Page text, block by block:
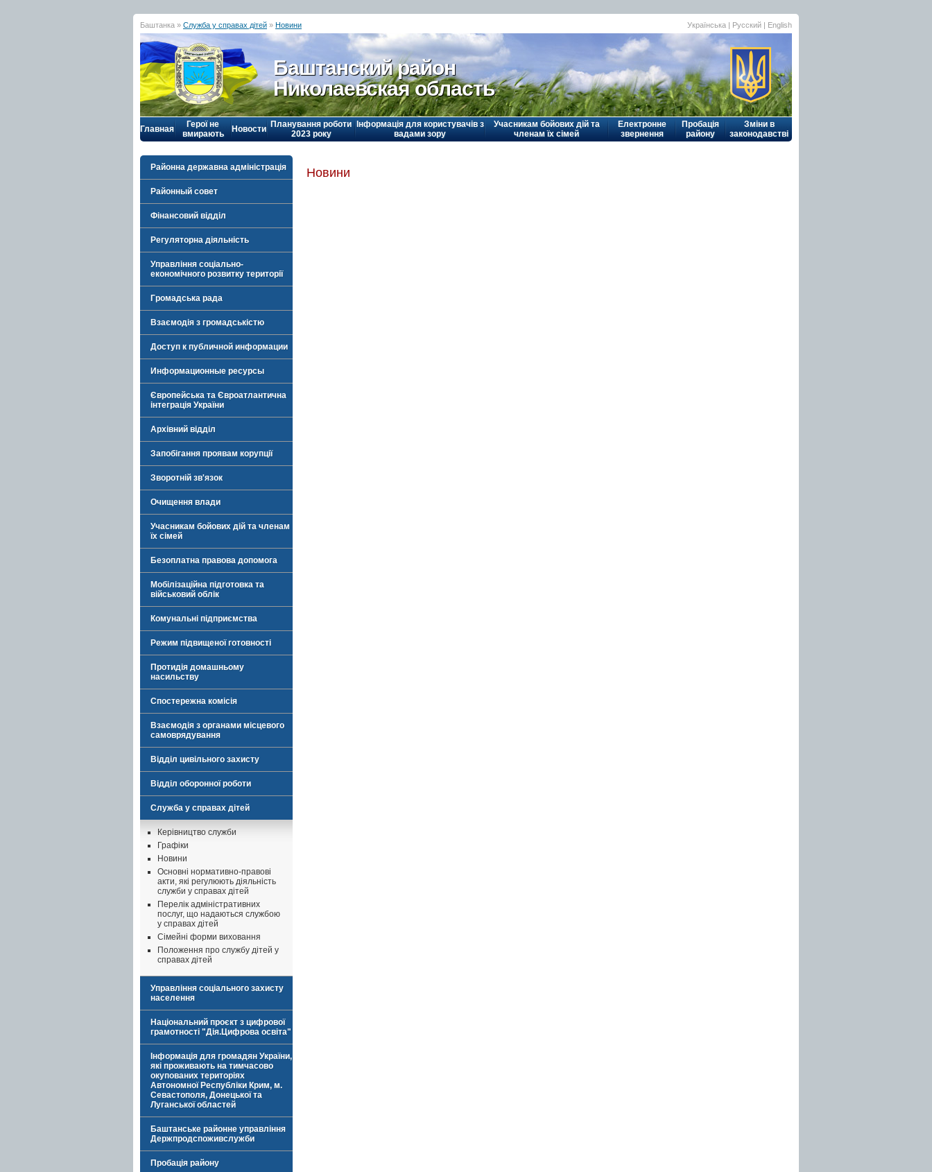
Баштанка » Служба у справах дітей » Новини Українська | Русский | English
Баштанский район
Николаевская область
Главная
Герої не
вмирають
Новости Планування роботи
2023 року
Інформація для користувачів з
вадами зору
Учасникам бойових дій та
членам їх сімей
Електронне
звернення
Пробація
району
Зміни в
законодавстві
Районна державна адміністрація
Районный совет
Фінансовий відділ
Регуляторна діяльність
Управління соціально-
економічного розвитку території
Громадська рада
Взаємодія з громадськістю
Доступ к публичной информации
Информационные ресурсы
Європейська та Євроатлантична
інтеграція України
Архівний відділ
Запобігання проявам корупції
Зворотній зв'язок
Очищення влади
Учасникам бойових дій та членам
їх сімей
Безоплатна правова допомога
Мобілізаційна підготовка та
військовий облік
Комунальні підприємства
Режим підвищеної готовності
Протидія домашньому
насильству
Спостережна комісія
Взаємодія з органами місцевого
самоврядування
Відділ цивільного захисту
Відділ оборонної роботи
Служба у справах дітей
Керівництво служби
Графіки
Новини
Основні нормативно-правові
акти, які регулюють діяльність
служби у справах дітей
Перелік адміністративних
послуг, що надаються службою
у справах дітей
Сімейні форми виховання
Положення про службу дітей у
справах дітей
Управління соціального захисту
населення
Національний проєкт з цифрової
грамотності "Дія.Цифрова освіта"
Інформація для громадян України,
які проживають на тимчасово
окупованих територіях
Автономної Республіки Крим, м.
Севастополя, Донецької та
Луганської областей
Баштанське районне управління
Держпродспоживслужби
Пробація району
Новини